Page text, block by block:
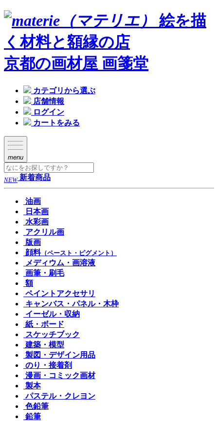
絵を描
く材料と額縁の店
京都の画材屋 画箋堂
カテゴリから選ぶ
店舗情報
ログイン
カートをみる
menu
NEW 新着商品
油画
日本画
水彩画
アクリル画
版画
顔料（ペースト・ピグメント）
メディウム・画溶液
画筆・刷毛
額
ペイントアクセサリ
キャンバス・パネル・木枠
イーゼル・収納
紙・ボード
スケッチブック
建築・模型
製図・デザイン用品
のり・接着剤
漫画・コミック画材
製本
パステル・クレヨン
色鉛筆
鉛筆